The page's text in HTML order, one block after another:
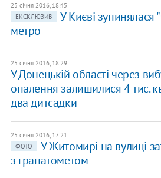
25 січня 2016, 18:45
ЕКСКЛЮЗИВ
У Києві зупинялася
метро
25 січня 2016, 18:29
У Донецькій області через
опалення залишилися 4 тис.
два дитсадки
25 січня 2016, 17:21
ФОТО
У Житомирі на вулиці
з гранатометом